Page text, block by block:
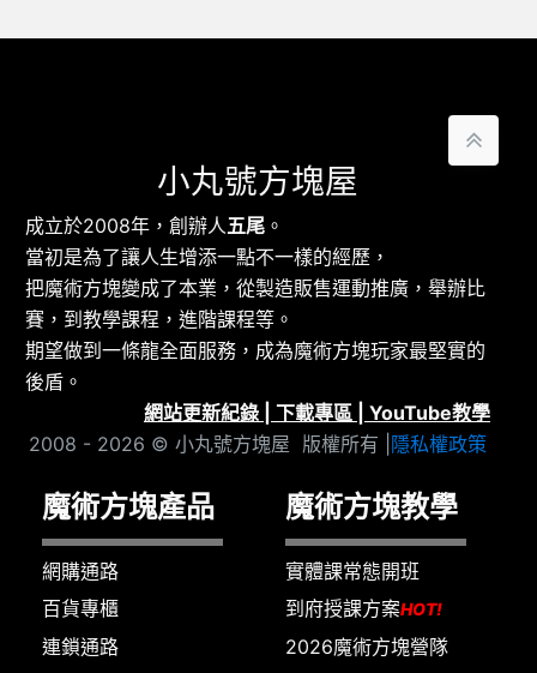
小丸號方塊屋
成立於2008年，創辦人 五尾 。
當初是為了讓人生增添一點不一樣的經歷，
把魔術方塊變成了本業，從製造販售運動推廣，舉辦比
賽，到教學課程，進階課程等。
期望做到一條龍全面服務，成為魔術方塊玩家最堅實的
後盾。
網站更新紀錄
下載專區
YouTube教學
2008 - 2026 © 小丸號方塊屋 版權所有 | 隱私權政策
魔術方塊產品
網購通路
百貨專櫃
連鎖通路
魔術方塊教學
實體課常態開班
到府授課方案HOT!
2026魔術方塊營隊